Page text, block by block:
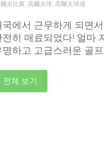
夫比賽, 高爾夫球, 高爾夫球場
국에서 근무하게 되면
전히 매료되었다! 얼마
명하고 고급스러운 골
전체 보기